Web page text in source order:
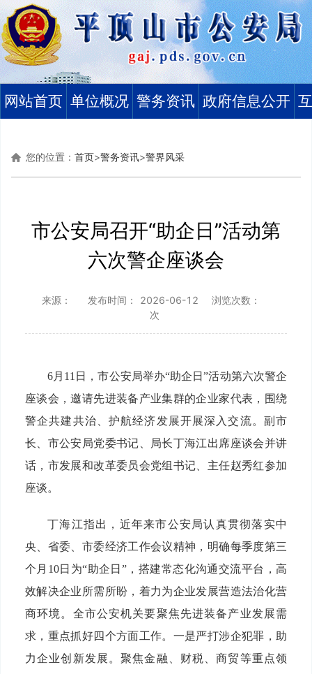
网站首页 单位概况 警务资讯 政府信息公开
您的位置： 首页>警务资讯>警界风采
市公安局召开“助企日”活动第
六次警企座谈会
来源： 发布时间： 2026-06-12
浏览次数：
次
6月11日，市公安局举办“助企日”活动第六次警企
座谈会，邀请先进装备产业集群的企业家代表，围绕
警企共建共治、护航经济发展开展深入交流。副市
长、市公安局党委书记、局长丁海江出席座谈会并讲
话，市发展和改革委员会党组书记、主任赵秀红参加
座谈。
丁海江指出，近年来市公安局认真贯彻落实中
央、省委、市委经济工作会议精神，明确每季度第三
个月10日为“助企日”，搭建常态化沟通交流平台，高
效解决企业所需所盼，着力为企业发展营造法治化营
商环境。全市公安机关要聚焦先进装备产业发展需
求，重点抓好四个方面工作。一是严打涉企犯罪，助
力企业创新发展。聚焦金融、财税、商贸等重点领